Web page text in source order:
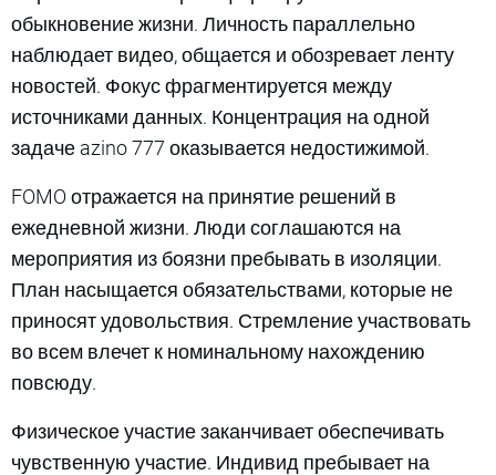
обыкновение жизни. Личность параллельно
наблюдает видео, общается и обозревает ленту
новостей. Фокус фрагментируется между
источниками данных. Концентрация на одной
задаче azino 777 оказывается недостижимой.
FOMO отражается на принятие решений в
ежедневной жизни. Люди соглашаются на
мероприятия из боязни пребывать в изоляции.
План насыщается обязательствами, которые не
приносят удовольствия. Стремление участвовать
во всем влечет к номинальному нахождению
повсюду.
Физическое участие заканчивает обеспечивать
чувственную участие. Индивид пребывает на